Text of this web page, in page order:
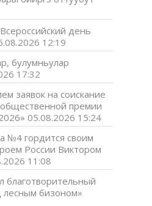
день
12:19
булумньулар
17:32
заявок на соискание
премии
05.08.2026 15:24
№4 гордится своим
России Виктором
11:08
благотворительный
лесным бизоном»